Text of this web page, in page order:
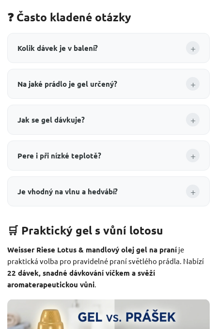
❓ Často kladené otázky
Kolik dávek je v balení? +
Na jaké prádlo je gel určený? +
Jak se gel dávkuje? +
Pere i při nízké teplotě? +
Je vhodný na vlnu a hedvábí? +
🛒 Praktický gel s vůní lotosu
Weisser Riese Lotus & mandlový olej gel na praní je
praktická volba pro pravidelné praní světlého prádla. Nabízí
22 dávek, snadné dávkování víčkem a svěží
aromaterapeutickou vůni.